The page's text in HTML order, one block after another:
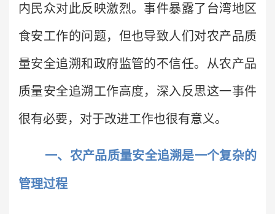
内民众对此反映激烈。事件暴露了台湾地区
食安工作的问题，但也导致人们对农产品质
量安全追溯和政府监管的不信任。从农产品
质量安全追溯工作高度，深入反思这一事件
很有必要，对于改进工作也很有意义。
一、农产品质量安全追溯是一个复杂的
管理过程